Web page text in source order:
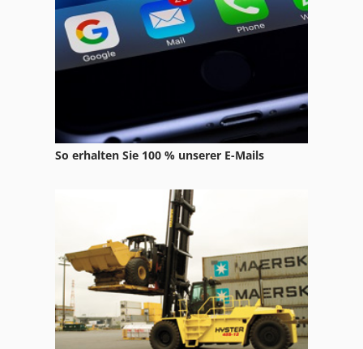
Safandarley Uck 150-4300
Safmig 340 Bl
So erhalten Sie 100 % unserer E-Mails